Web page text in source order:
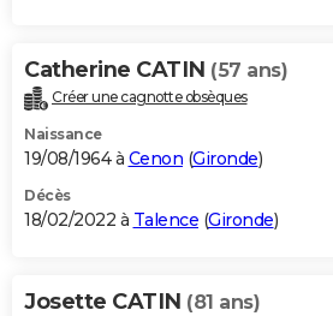
Catherine CATIN (57 ans)
Créer une cagnotte obsèques
Naissance
19/08/1964 à Cenon (Gironde)
Décès
18/02/2022 à Talence (Gironde)
Josette CATIN (81 ans)